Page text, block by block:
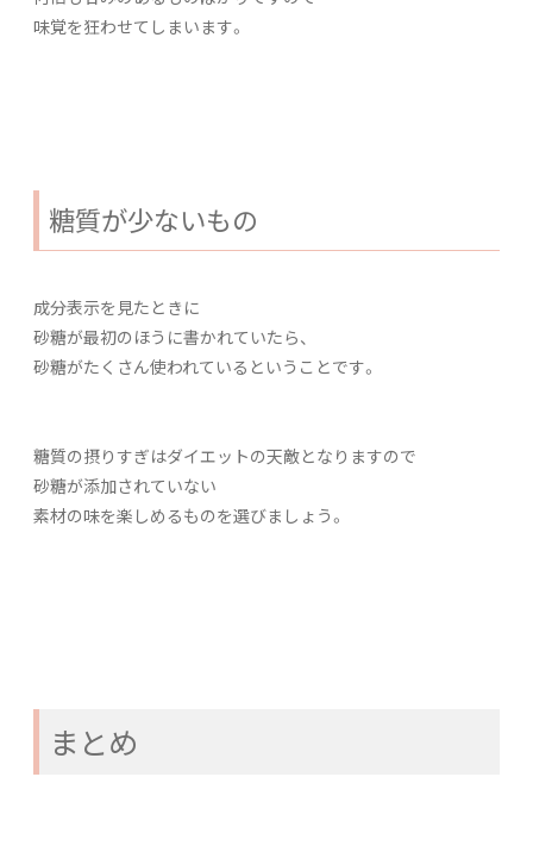
味覚を狂わせてしまいます。
糖質が少ないもの
成分表示を見たときに
砂糖が最初のほうに書かれていたら、
砂糖がたくさん使われているということです。
糖質の摂りすぎはダイエットの天敵となりますので
砂糖が添加されていない
素材の味を楽しめるものを選びましょう。
まとめ